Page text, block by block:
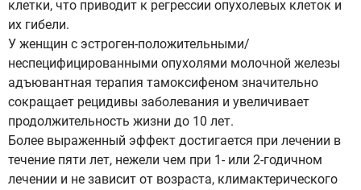
клетки, что приводит к регрессии опухолевых клеток и
их гибели.
У женщин с эстроген-положительными/
неспецифицированными опухолями молочной железы
адъювантная терапия тамоксифеном значительно
сокращает рецидивы заболевания и увеличивает
продолжительность жизни до 10 лет.
Более выраженный эффект достигается при лечении в
течение пяти лет, нежели чем при 1- или 2-годичном
лечении и не зависит от возраста, климактерического